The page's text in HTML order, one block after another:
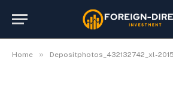
Home » Depositphotos_432132742_xl-
August 16, 2021